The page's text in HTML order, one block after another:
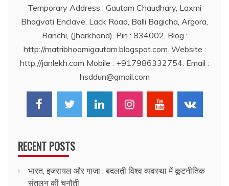
Temporary Address : Gautam Chaudhary, Laxmi
Bhagvati Enclave, Lack Road, Balli Bagicha, Argora,
Ranchi, (Jharkhand). Pin : 834002, Blog :
http://matribhoomigautam.blogspot.com. Website :
http://janlekh.com Mobile : +917986332754. Email :
hsddun@gmail.com
RECENT POSTS
भारत, इजरायल और गाजा : बदलती विश्व व्यवस्था में कूटनीतिक
संतुलन की चुनौती